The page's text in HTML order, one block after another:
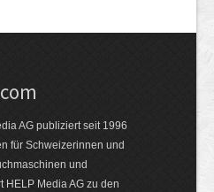
AG publiziert seit 1996
für Schweizerinnen und
und
HELP Media AG zu den